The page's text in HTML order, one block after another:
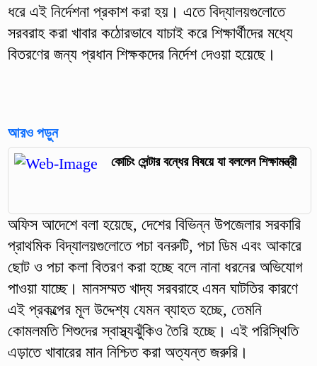
ধরে এই নির্দেশনা প্রকাশ করা হয়। এতে বিদ্যালয়গুলোতে
সরবরাহ করা খাবার কঠোরভাবে যাচাই করে শিক্ষার্থীদের মধ্যে
বিতরণের জন্য প্রধান শিক্ষকদের নির্দেশ দেওয়া হয়েছে।
আরও পড়ুন
কোচিং সেন্টার বন্ধের বিষয়ে যা বললেন শিক্ষামন্ত্রী
অফিস আদেশে বলা হয়েছে, দেশের বিভিন্ন উপজেলার সরকারি
প্রাথমিক বিদ্যালয়গুলোতে পচা বনরুটি, পচা ডিম এবং আকারে
ছোট ও পচা কলা বিতরণ করা হচ্ছে বলে নানা ধরনের অভিযোগ
পাওয়া যাচ্ছে। মানসম্মত খাদ্য সরবরাহে এমন ঘাটতির কারণে
এই প্রকল্পের মূল উদ্দেশ্য যেমন ব্যাহত হচ্ছে, তেমনি
কোমলমতি শিশুদের স্বাস্থ্যঝুঁকিও তৈরি হচ্ছে। এই পরিস্থিতি
এড়াতে খাবারের মান নিশ্চিত করা অত্যন্ত জরুরি।